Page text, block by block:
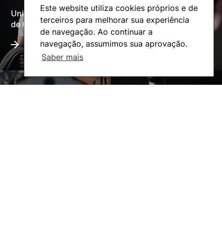
Este website utiliza cookies próprios e de
terceiros para melhorar sua experiência
de navegação. Ao continuar a
navegação, assumimos sua aprovação.
Saber mais
Universidade Politécnica
de Coimbra
Oferta Formativa